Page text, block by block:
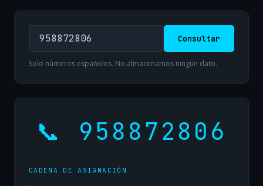
Consultar
Solo números españoles. No almacenamos ningún dato.
📞 958872806
CADENA DE ASIGNACIÓN